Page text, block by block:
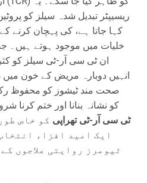
ریسیپٹر تبدیل شدہ سیلز کو
کہا جاتا ہے، کی پہچان کرنے
خلیات میں موجود ہوتے ہیں۔ جب
ان ٹی سی آر-ٹی سیلز کو
انہیں دوبارہ مریض کے خون میں
صحت مند ٹیشوز کو محفوظ
کو نشانہ بنانا اور ختم کرنا
ٹی سی آر-ٹی تھراپی کو خاص
ایک امید افزاء
ٹیومرز روایتی علاجوں